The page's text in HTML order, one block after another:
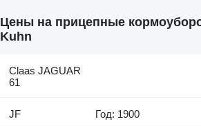
Цены на прицепные
Kuhn
Claas JAGUAR
61
JF Год: 1900